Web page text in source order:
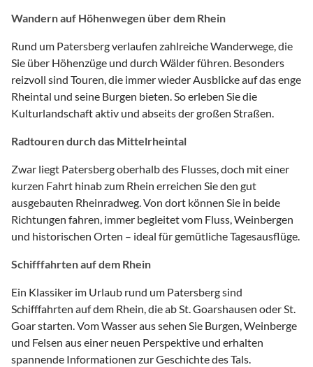
Wandern auf Höhenwegen über dem Rhein
Rund um Patersberg verlaufen zahlreiche Wanderwege, die
Sie über Höhenzüge und durch Wälder führen. Besonders
reizvoll sind Touren, die immer wieder Ausblicke auf das enge
Rheintal und seine Burgen bieten. So erleben Sie die
Kulturlandschaft aktiv und abseits der großen Straßen.
Radtouren durch das Mittelrheintal
Zwar liegt Patersberg oberhalb des Flusses, doch mit einer
kurzen Fahrt hinab zum Rhein erreichen Sie den gut
ausgebauten Rheinradweg. Von dort können Sie in beide
Richtungen fahren, immer begleitet vom Fluss, Weinbergen
und historischen Orten – ideal für gemütliche Tagesausflüge.
Schifffahrten auf dem Rhein
Ein Klassiker im Urlaub rund um Patersberg sind
Schifffahrten auf dem Rhein, die ab St. Goarshausen oder St.
Goar starten. Vom Wasser aus sehen Sie Burgen, Weinberge
und Felsen aus einer neuen Perspektive und erhalten
spannende Informationen zur Geschichte des Tals.